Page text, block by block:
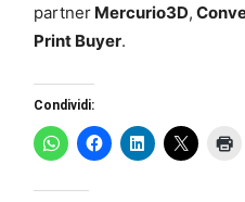
partner Mercurio3D,
Print Buyer.
Condividi: